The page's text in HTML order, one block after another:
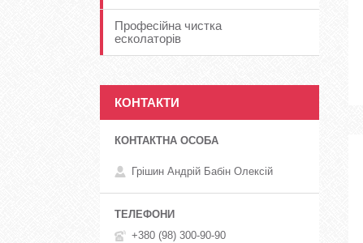
Професійна чистка
есколаторів
КОНТАКТИ
Грішин Андрій Бабін Олексій
+380 (98) 300-90-90